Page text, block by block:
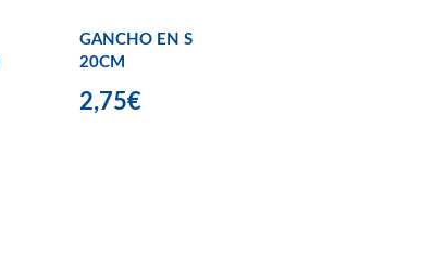
GANCHO EN S
20CM
2,75€